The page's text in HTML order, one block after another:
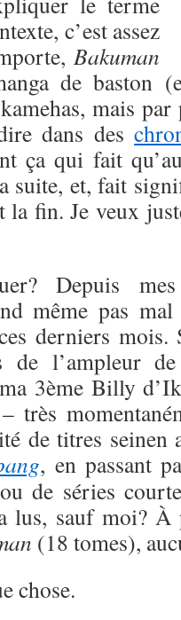
c’est assez
Bakuman
de baston
mais
dans des
ça qui fait
suite, et, fait
la fin. Je veux
Depuis
même pas
derniers
de l’ampleur
3ème Billy
très
de titres seinen
, en passant
de séries
lus, sauf moi?
(18 tomes),
chose.